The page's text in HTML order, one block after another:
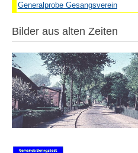
Generalprobe Gesangsverein
Bilder aus alten Zeiten